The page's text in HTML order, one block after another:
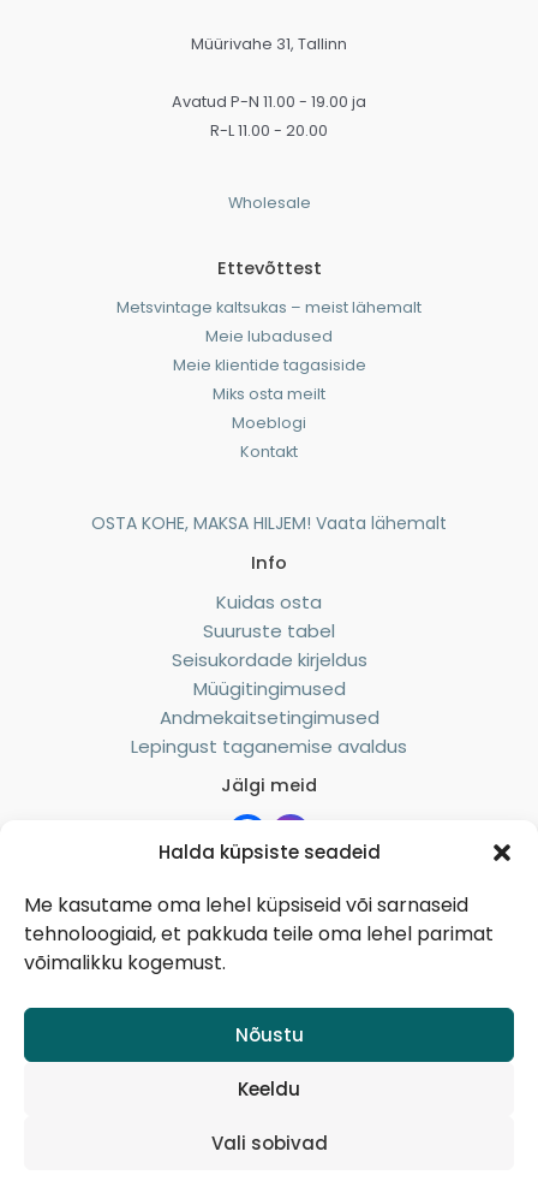
Halda küpsiste seadeid
Me kasutame oma lehel küpsiseid või sarnaseid
tehnoloogiaid, et pakkuda teile oma lehel parimat
võimalikku kogemust.
Nõustu
Keeldu
Vali sobivad
Müürivahe 31, Tallinn
Avatud P-N 11.00 - 19.00 ja
R-L 11.00 - 20.00
Wholesale
Ettevõttest
Metsvintage kaltsukas – meist lähemalt
Meie lubadused
Meie klientide tagasiside
Miks osta meilt
Moeblogi
Kontakt
OSTA KOHE, MAKSA HILJEM! Vaata lähemalt
Info
Kuidas osta
Suuruste tabel
Seisukordade kirjeldus
Müügitingimused
Andmekaitsetingimused
Lepingust taganemise avaldus
Jälgi meid
Suhtle meiega
messengeris